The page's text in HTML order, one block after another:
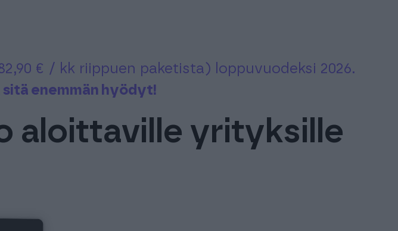
€ / kk riippuen paketista) loppuvuodeksi 2026.
enemmän hyödyt!
aloittaville yrityksille